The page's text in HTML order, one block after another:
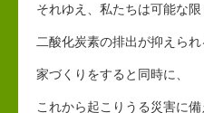
それゆえ、私たちは可能な限
二酸化炭素の排出が抑えられ
家づくりをすると同時に、
これから起こりうる災害に備